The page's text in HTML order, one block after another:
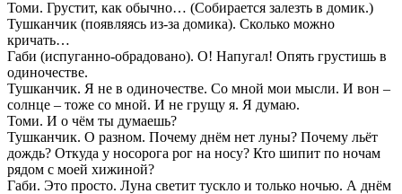
Томи. Грустит, как обычно… (Собирается залезть в домик.)
Тушканчик (появляясь из-за домика). Сколько можно
кричать…
Габи (испуганно-обрадовано). О! Напугал! Опять грустишь в
одиночестве.
Тушканчик. Я не в одиночестве. Со мной мои мысли. И вон –
солнце – тоже со мной. И не грущу я. Я думаю.
Томи. И о чём ты думаешь?
Тушканчик. О разном. Почему днём нет луны? Почему льёт
дождь? Откуда у носорога рог на носу? Кто шипит по ночам
рядом с моей хижиной?
Габи. Это просто. Луна светит тускло и только ночью. А днём